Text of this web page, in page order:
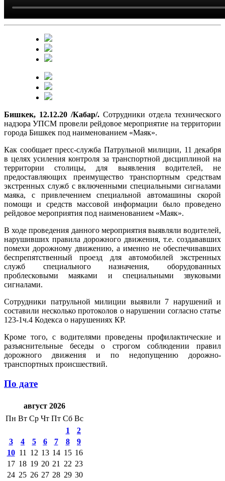
Бишкек, 12.12.20 /Кабар/. Сотрудники отдела технического
надзора УПСМ провели рейдовое мероприятие на территории
города Бишкек под наименованием «Маяк».
Как сообщает пресс-служба Патрульной милиции, 11 декабря
в целях усиления контроля за транспортной дисциплиной на
территории столицы, для выявления водителей, не
предоставляющих преимущество транспортным средствам
экстренных служб с включенными специальными сигналами
маяка, с привлечением специальной автомашины скорой
помощи и средств массовой информации было проведено
рейдовое мероприятия под наименованием «Маяк».
В ходе проведения данного мероприятия выявляли водителей,
нарушивших правила дорожного движения, т.е. создававших
помехи дорожному движению, а именно не обеспечивавших
беспрепятственный проезд для автомобилей экстренных
служб специального назначения, оборудованных
проблесковыми маяками и специальными звуковыми
сигналами.
Сотрудники патрульной милиции выявили 7 нарушений и
составили несколько протоколов о нарушении согласно статье
123-1ч.4 Кодекса о нарушениях КР.
Кроме того, с водителями проведены профилактические и
разъяснительные беседы о строгом соблюдении правил
дорожного движения и по недопущению дорожно-
транспортных происшествий.
По дате
август 2026
Пн Вт Ср Чт Пт Сб Вс
1
2
3
4 5 6 7 8
9
10 11 12 13 14 15 16
17 18 19 20 21 22 23
24 25 26 27 28 29 30